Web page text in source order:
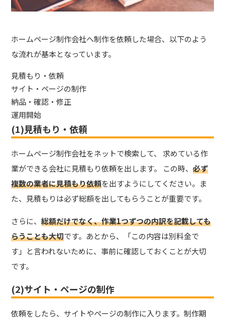
ホームページ制作会社へ制作を依頼した場合、以下のよう
な流れが基本となっています。
見積もり・依頼
サイト・ページの制作
納品・確認・修正
運用開始
(1)見積もり・依頼
ホームページ制作会社をネットで検索して、 求めている作
業ができる会社に見積もり依頼を出します。 この時、必ず
複数の業者に見積もり依頼を出すようにしてください。ま
た、見積もりは必ず総額を出してもらうことが重要です。
さらに、総額だけでなく、作業1つずつの内訳を記載しても
らうことも大切です。あとから、「この内容は別料金で
す」と言われないために、事前に確認しておくことが大切
です。
(2)サイト・ページの制作
依頼をしたら、サイトやページの制作に入ります。制作期